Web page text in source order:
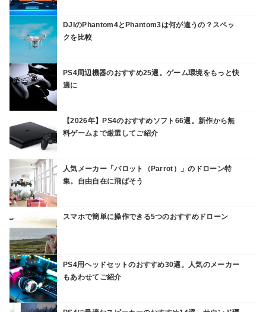
DJIのPhantom4とPhantom3は何が違うの？スペッ
クを比較
PS4周辺機器のおすすめ25選。ゲーム環境をもっと快
適に
【2026年】PS4のおすすめソフト66選。新作から無
料ゲームまで厳選してご紹介
人気メーカー「パロット（Parrot）」のドローン特
集。自由自在に飛ばそう
スマホで簡単に操作できる5つのおすすめドローン
PS4用ヘッドセットのおすすめ30選。人気のメーカー
もあわせてご紹介